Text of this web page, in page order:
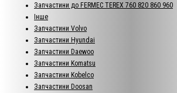
Запчастини до FERMEC TEREX 760 820 860 960
Інше
Запчастини Volvo
Запчастини Hyundai
Запчастини Daewoo
Запчастини Komatsu
Запчастини Kobelco
Запчастини Doosan